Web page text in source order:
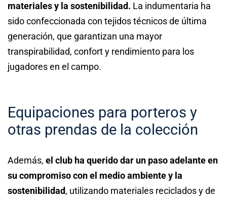
materiales y la sostenibilidad. La indumentaria ha
sido confeccionada con tejidos técnicos de última
generación, que garantizan una mayor
transpirabilidad, confort y rendimiento para los
jugadores en el campo.
Equipaciones para porteros y
otras prendas de la colección
Además, el club ha querido dar un paso adelante en
su compromiso con el medio ambiente y la
sostenibilidad, utilizando materiales reciclados y de